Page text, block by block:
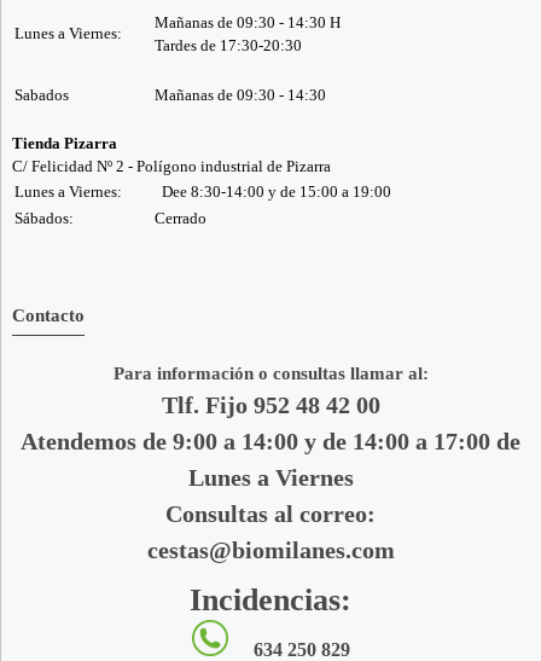
Lunes a Viernes:
Mañanas de 09:30 - 14:30 H
Tardes de 17:30-20:30
Sabados Mañanas de 09:30 - 14:30
Tienda Pizarra
C/ Felicidad Nº 2 - Polígono industrial de Pizarra
Lunes a Viernes:
Dee 8:30-14:00 y de 15:00 a 19:00
Sábados:
Cerrado
Contacto
Para información o consultas llamar al:
Tlf. Fijo 952 48 42 00
Atendemos de 9:00 a 14:00 y de 14:00 a 17:00 de
Lunes a Viernes
Consultas al correo:
cestas@biomilanes.com
Incidencias:
634 250 829